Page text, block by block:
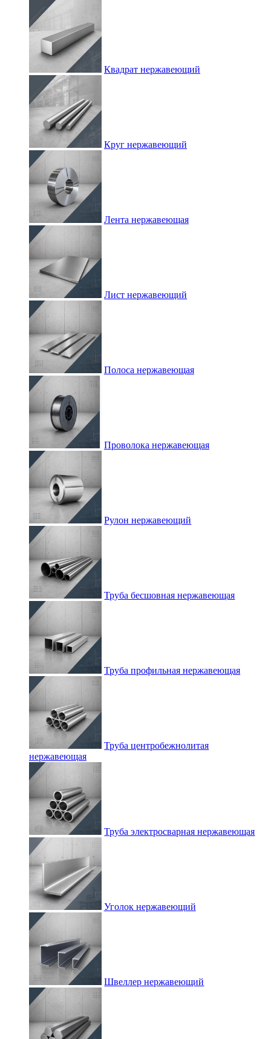
Квадрат нержавеющий
Круг нержавеющий
Лента нержавеющая
Лист нержавеющий
Полоса нержавеющая
Проволока нержавеющая
Рулон нержавеющий
Труба бесшовная нержавеющая
Труба профильная нержавеющая
Труба центробежнолитая
нержавеющая
Труба электросварная нержавеющая
Уголок нержавеющий
Швеллер нержавеющий